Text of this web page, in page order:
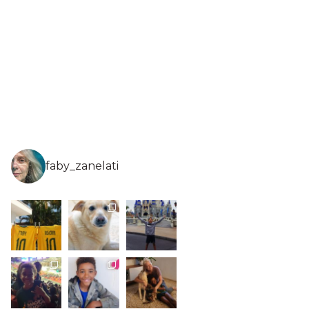
faby_zanelati